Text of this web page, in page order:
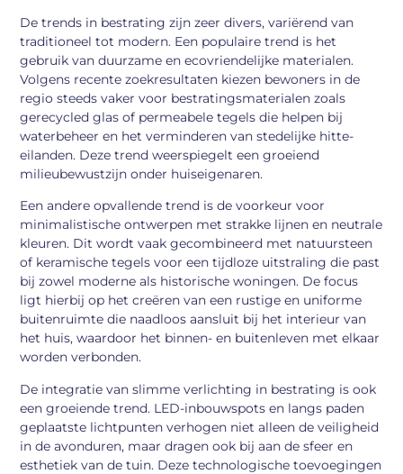
De trends in bestrating zijn zeer divers, variërend van
traditioneel tot modern. Een populaire trend is het
gebruik van duurzame en ecovriendelijke materialen.
Volgens recente zoekresultaten kiezen bewoners in de
regio steeds vaker voor bestratingsmaterialen zoals
gerecycled glas of permeabele tegels die helpen bij
waterbeheer en het verminderen van stedelijke hitte-
eilanden. Deze trend weerspiegelt een groeiend
milieubewustzijn onder huiseigenaren.
Een andere opvallende trend is de voorkeur voor
minimalistische ontwerpen met strakke lijnen en neutrale
kleuren. Dit wordt vaak gecombineerd met natuursteen
of keramische tegels voor een tijdloze uitstraling die past
bij zowel moderne als historische woningen. De focus
ligt hierbij op het creëren van een rustige en uniforme
buitenruimte die naadloos aansluit bij het interieur van
het huis, waardoor het binnen- en buitenleven met elkaar
worden verbonden.
De integratie van slimme verlichting in bestrating is ook
een groeiende trend. LED-inbouwspots en langs paden
geplaatste lichtpunten verhogen niet alleen de veiligheid
in de avonduren, maar dragen ook bij aan de sfeer en
esthetiek van de tuin. Deze technologische toevoegingen